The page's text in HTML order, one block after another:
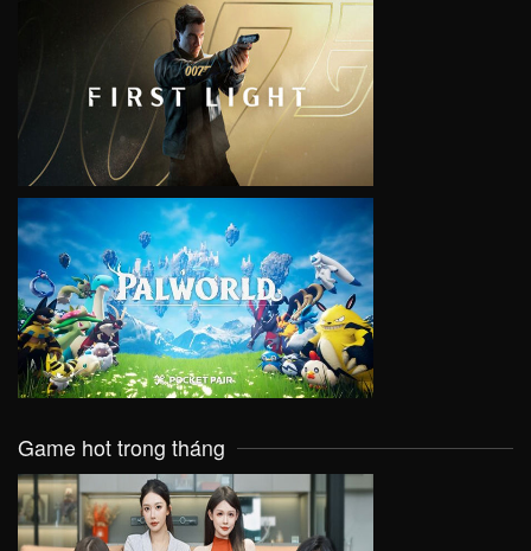
VIEW
VIEW
Game hot trong tháng